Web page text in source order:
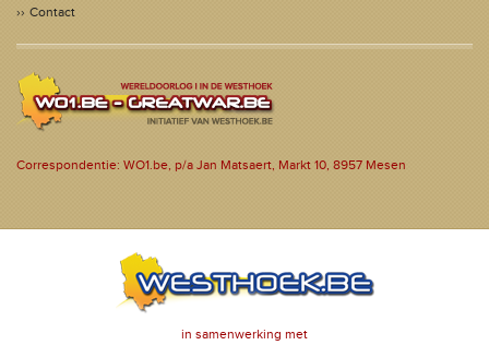
Contact
Correspondentie: WO1.be, p/a Jan Matsaert, Markt 10, 8957 Mesen
in samenwerking met